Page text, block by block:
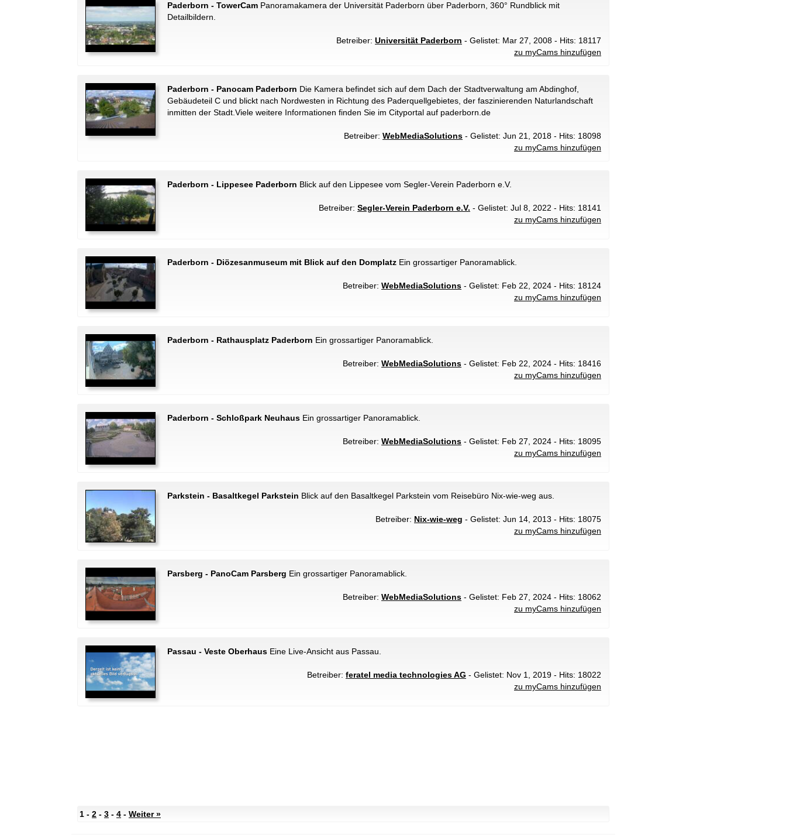
Paderborn - TowerCam Panoramakamera der Universität Paderborn über Paderborn, 360° Rundblick mit
Detailbildern.
Betreiber: Universität Paderborn - Gelistet: Mar 27, 2008 - Hits: 18117
zu myCams hinzufügen
Paderborn - Panocam Paderborn Die Kamera befindet sich auf dem Dach der Stadtverwaltung am Abdinghof,
Gebäudeteil C und blickt nach Nordwesten in Richtung des Paderquellgebietes, der faszinierenden Naturlandschaft
inmitten der Stadt.Viele weitere Informationen finden Sie im Cityportal auf paderborn.de
Betreiber: WebMediaSolutions - Gelistet: Jun 21, 2018 - Hits: 18098
zu myCams hinzufügen
Paderborn - Lippesee Paderborn Blick auf den Lippesee vom Segler-Verein Paderborn e.V.
Betreiber: Segler-Verein Paderborn e.V. - Gelistet: Jul 8, 2022 - Hits: 18141
zu myCams hinzufügen
Paderborn - Diözesanmuseum mit Blick auf den Domplatz Ein grossartiger Panoramablick.
Betreiber: WebMediaSolutions - Gelistet: Feb 22, 2024 - Hits: 18124
zu myCams hinzufügen
Paderborn - Rathausplatz Paderborn Ein grossartiger Panoramablick.
Betreiber: WebMediaSolutions - Gelistet: Feb 22, 2024 - Hits: 18416
zu myCams hinzufügen
Paderborn - Schloßpark Neuhaus Ein grossartiger Panoramablick.
Betreiber: WebMediaSolutions - Gelistet: Feb 27, 2024 - Hits: 18095
zu myCams hinzufügen
Parkstein - Basaltkegel Parkstein Blick auf den Basaltkegel Parkstein vom Reisebüro Nix-wie-weg aus.
Betreiber: Nix-wie-weg - Gelistet: Jun 14, 2013 - Hits: 18075
zu myCams hinzufügen
Parsberg - PanoCam Parsberg Ein grossartiger Panoramablick.
Betreiber: WebMediaSolutions - Gelistet: Feb 27, 2024 - Hits: 18062
zu myCams hinzufügen
Passau - Veste Oberhaus Eine Live-Ansicht aus Passau.
Betreiber: feratel media technologies AG - Gelistet: Nov 1, 2019 - Hits: 18022
zu myCams hinzufügen
1 - 2 - 3 - 4 - Weiter »